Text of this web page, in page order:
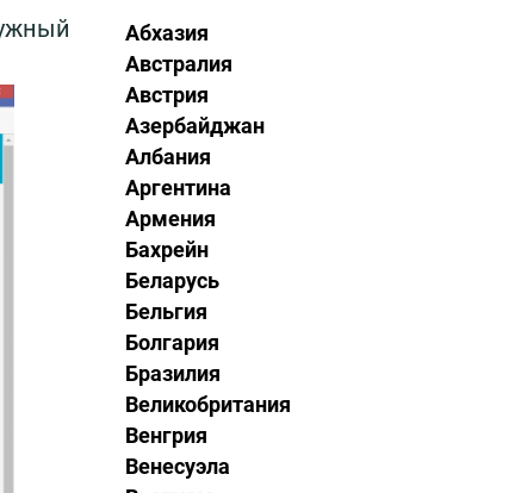
Абхазия
Австралия
Австрия
Азербайджан
Албания
Аргентина
Армения
Бахрейн
Беларусь
Бельгия
Болгария
Бразилия
Великобритания
Венгрия
Венесуэла